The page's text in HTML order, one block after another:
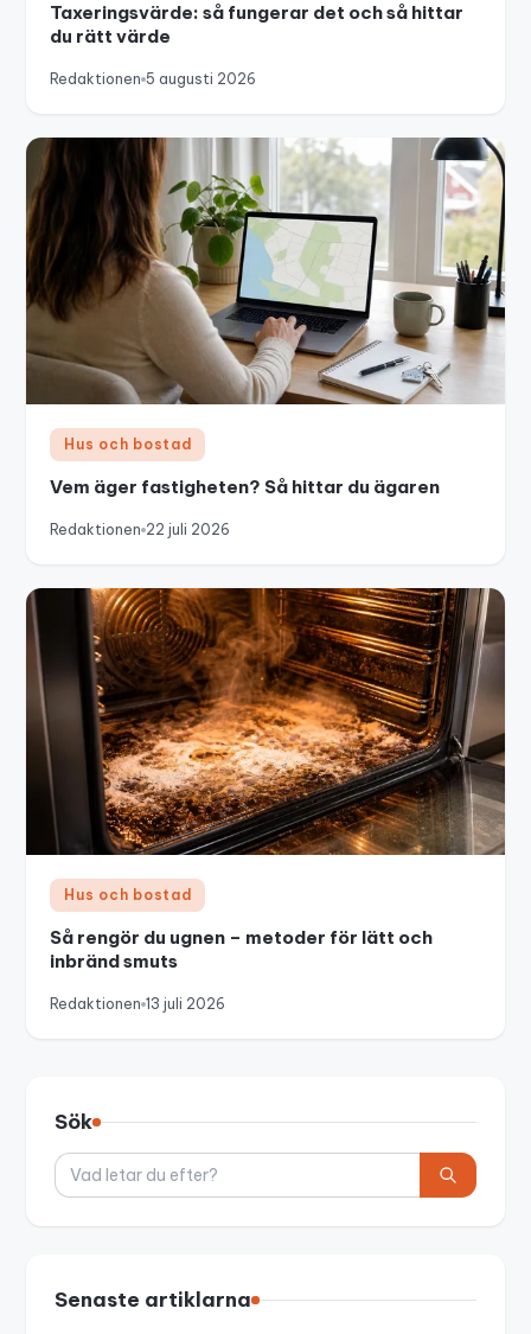
Taxeringsvärde: så fungerar det och så hittar
du rätt värde
Redaktionen 5 augusti 2026
Hus och bostad
Vem äger fastigheten? Så hittar du ägaren
Redaktionen 22 juli 2026
Hus och bostad
Så rengör du ugnen – metoder för lätt och
inbränd smuts
Redaktionen 13 juli 2026
Sök
Sök
Senaste artiklarna